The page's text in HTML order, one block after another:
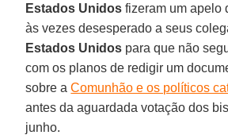
Estados Unidos fizeram um apelo
às vezes desesperado a seus
Estados Unidos para que não
com os planos de redigir um
sobre aComunhão e os políticos
antes da aguardada votação dos
junho.